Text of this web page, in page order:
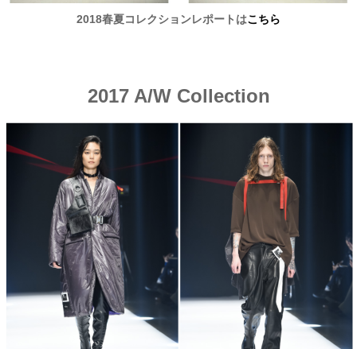
2018春夏コレクションレポートはこちら
2017 A/W Collection